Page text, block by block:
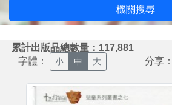
機關搜尋
累計出版品總數量：117,881
字體： 小 中 大 分享：